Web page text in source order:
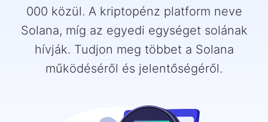
000 közül. A kriptopénz platform neve
Solana, míg az egyedi egységet solának
hívják. Tudjon meg többet a Solana
működéséről és jelentőségéről.